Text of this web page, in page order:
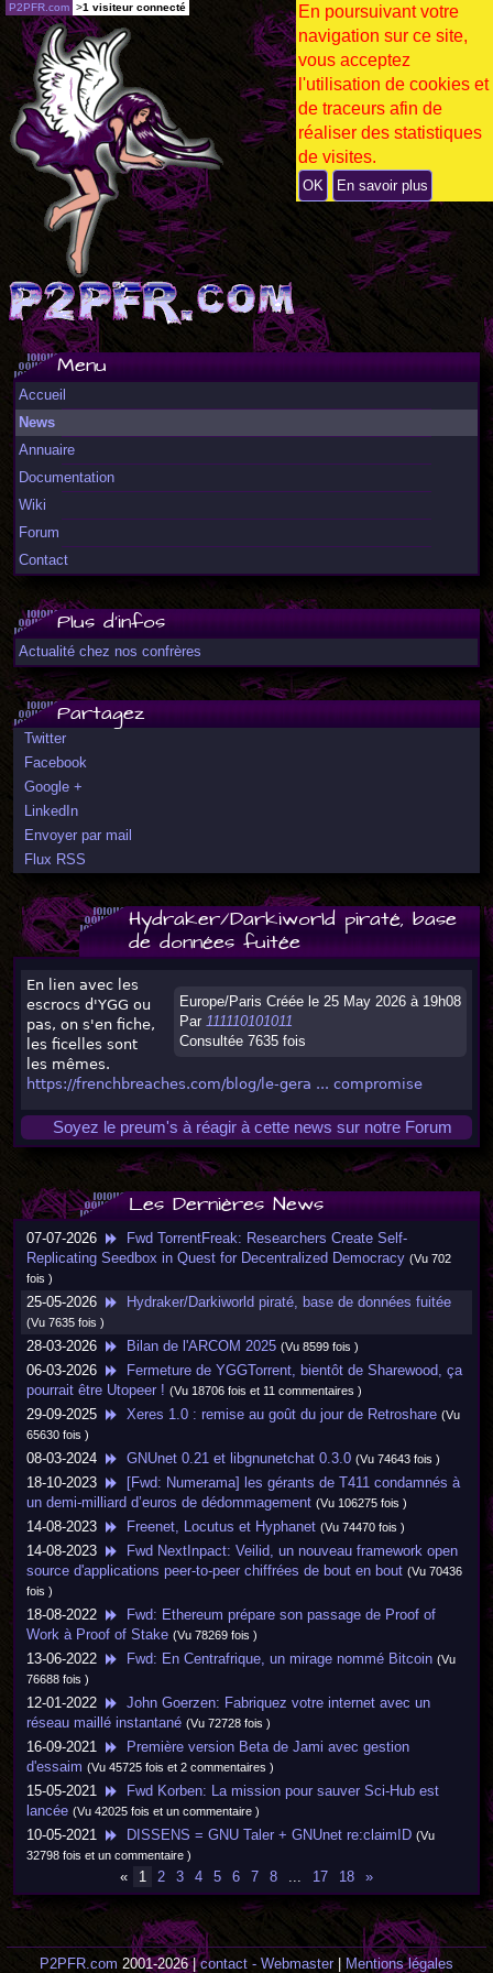
Menu
Accueil
News
Annuaire
Documentation
Wiki
Forum
Contact
Plus d'infos
Actualité chez nos confrères
Partagez
Twitter
Facebook
Google +
LinkedIn
Envoyer par mail
Flux RSS
Hydraker/Darkiworld piraté, base
de données fuitée
Europe/Paris Créée le 25 May 2026 à 19h08
Par 111110101011
Consultée 7635 fois
En lien avec les
escrocs d'YGG ou
pas, on s'en fiche,
les ficelles sont
les mêmes.
https://frenchbreaches.com/blog/le-gera ... compromise
Soyez le preum's à réagir à cette news sur notre Forum
Les Dernières News
07-07-2026
Fwd TorrentFreak: Researchers Create Self-
Replicating Seedbox in Quest for Decentralized Democracy (Vu 702
fois )
25-05-2026 Hydraker/Darkiworld piraté, base de données fuitée
(Vu 7635 fois )
28-03-2026 Bilan de l'ARCOM 2025 (Vu 8599 fois )
06-03-2026
Fermeture de YGGTorrent, bientôt de Sharewood, ça
pourrait être Utopeer ! (Vu 18706 fois et 11 commentaires )
29-09-2025 Xeres 1.0 : remise au goût du jour de Retroshare (Vu
65630 fois )
08-03-2024 GNUnet 0.21 et libgnunetchat 0.3.0 (Vu 74643 fois )
18-10-2023
[Fwd: Numerama] les gérants de T411 condamnés à
un demi-milliard d’euros de dédommagement (Vu 106275 fois )
14-08-2023 Freenet, Locutus et Hyphanet (Vu 74470 fois )
14-08-2023
Fwd NextInpact: Veilid, un nouveau framework open
source d'applications peer-to-peer chiffrées de bout en bout (Vu 70436
fois )
18-08-2022
Fwd: Ethereum prépare son passage de Proof of
Work à Proof of Stake (Vu 78269 fois )
13-06-2022 Fwd: En Centrafrique, un mirage nommé Bitcoin (Vu
76688 fois )
12-01-2022
John Goerzen: Fabriquez votre internet avec un
réseau maillé instantané (Vu 72728 fois )
16-09-2021
Première version Beta de Jami avec gestion
d'essaim (Vu 45725 fois et 2 commentaires )
15-05-2021
Fwd Korben: La mission pour sauver Sci-Hub est
lancée (Vu 42025 fois et un commentaire )
10-05-2021 DISSENS = GNU Taler + GNUnet re:claimID (Vu
32798 fois et un commentaire )
« 1 2 3 4 5 6 7 8 ... 17 18 »
P2PFR.com 2001-2026 |contact - Webmaster| Mentions légales
P2PFR.com >1 visiteur connecté
En poursuivant votre
navigation sur ce site,
vous acceptez
l'utilisation de cookies et
de traceurs afin de
réaliser des statistiques
de visites.
OK En savoir plus